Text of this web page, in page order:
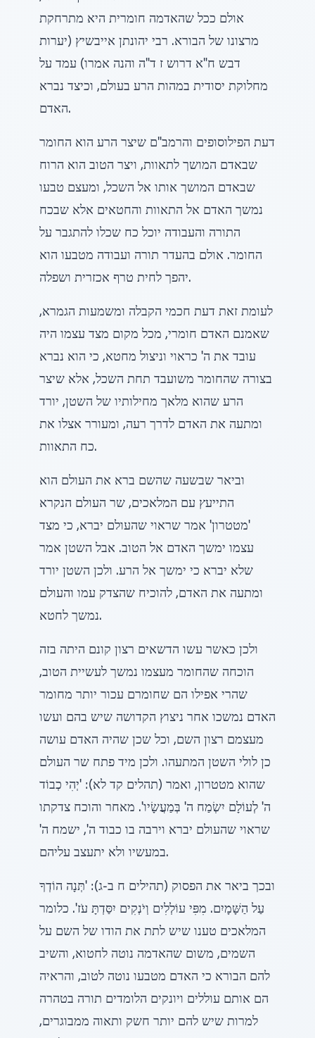
אולם ככל שהאדמה חומרית היא מתרחקת
מרצונו של הבורא. רבי יהונתן אייבשיץ (יערות
דבש ח"א דרוש ז ד"ה והנה אמרו) עמד על
מחלוקת יסודית במהות הרע בעולם, וכיצד נברא
האדם.
דעת הפילוסופים והרמב"ם שיצר הרע הוא החומר
שבאדם המושך לתאוות, ויצר הטוב הוא הרוח
שבאדם המושך אותו אל השכל, ומעצם טבעו
נמשך האדם אל התאוות והחטאים אלא שבכח
התורה והעבודה יוכל כח שכלו להתגבר על
החומר. אולם בהעדר תורה ועבודה מטבעו הוא
יהפך לחית טרף אכזרית ושפלה.
לעומת זאת דעת חכמי הקבלה ומשמעות הגמרא,
שאמנם האדם חומרי, מכל מקום מצד עצמו היה
עובד את ה' כראוי וניצול מחטא, כי הוא נברא
בצורה שהחומר משועבד תחת השכל, אלא שיצר
הרע שהוא מלאך מחילותיו של השטן, יורד
ומתעה את האדם לדרך רעה, ומעורר אצלו את
כח התאוות.
וביאר שבשעה שהשם ברא את העולם הוא
התייעץ עם המלאכים, שר העולם הנקרא
'מטטרון' אמר שראוי שהעולם יברא, כי מצד
עצמו ימשך האדם אל הטוב. אבל השטן אמר
שלא יברא כי ימשך אל הרע. ולכן השטן יורד
ומתעה את האדם, להוכיח שהצדק עמו והעולם
נמשך לחטא.
ולכן כאשר עשו הדשאים רצון קונם היתה בזה
הוכחה שהחומר מעצמו נמשך לעשיית הטוב,
שהרי אפילו הם שחומרם עכור יותר מחומר
האדם נמשכו אחר ניצוץ הקדושה שיש בהם ועשו
מעצמם רצון השם, וכל שכן שהיה האדם עושה
כן לולי השטן המתעהו. ולכן מיד פתח שר העולם
שהוא מטטרון, ואמר (תהלים קד לא): 'יְהִי כְבוֹד
ה' לְעוֹלָם יִשְׂמַח ה' בְּמַעֲשָׂיו'. מאחר והוכח צדקתו
שראוי שהעולם יברא וירבה בו כבוד ה', ישמח ה'
במעשיו ולא יתעצב עליהם.
ובכך ביאר את הפסוק (תהילים ח ב-ג): 'תְּנָה הוֹדְךָ
עַל הַשָּׁמָיִם. מִפִּי עוֹלְלִים וְיֹנְקִים יִסַּדְתָּ עֹז'. כלומר
המלאכים טענו שיש לתת את הודו של השם על
השמים, משום שהאדמה נוטה לחטוא, והשיב
להם הבורא כי האדם מטבעו נוטה לטוב, והראיה
הם אותם עוללים ויונקים הלומדים תורה בטהרה
למרות שיש להם יותר חשק ותאוה ממבוגרים,